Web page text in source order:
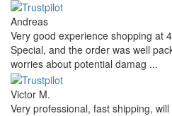
Andreas
Very good experience shopping at
Special, and the order was well
worries about potential damag ...
Victor M.
Very professional, fast shipping,